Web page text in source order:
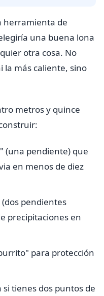
herramienta de
una buena lona
otra cosa. No
la más caliente, sino
metros y quince
(una pendiente) que
en menos de diez
pendientes
precipitaciones en
para protección
tienes dos puntos de